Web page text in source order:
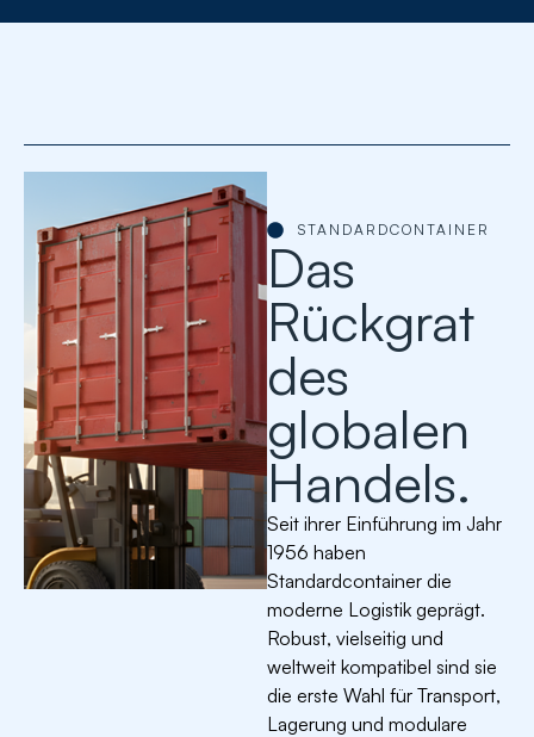
STANDARDCONTAINER
Das
Rückgrat
des
globalen
Handels.
Seit ihrer Einführung im Jahr
1956 haben
Standardcontainer die
moderne Logistik geprägt.
Robust, vielseitig und
weltweit kompatibel sind sie
die erste Wahl für Transport,
Lagerung und modulare